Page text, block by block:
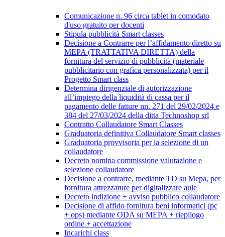
Comunicazione n. 96 circa tablet in comodato
d'uso gratuito per docenti
Stipula pubblicità Smart classes
Decisione a Contrarre per l’affidamento diretto su
MEPA (TRATTATIVA DIRETTA) della
fornitura del servizio di pubblicità (materiale
pubblicitario con grafica personalizzata) per il
Progetto Smart class
Determina dirigenziale di autorizzazione
all’impiego della liquidità di cassa per il
pagamento delle fatture nn. 271 del 29/02/2024 e
384 del 27/03/2024 della ditta Technoshop srl
Contratto Collaudatore Smart Classes
Graduatoria definitiva Collaudatore Smart classes
Graduatoria provvisoria per la selezione di un
collaudatore
Decreto nomina commissione valutazione e
selezione collaudatore
Decisione a contrarre, mediante TD su Mepa, per
fornitura attrezzature per digitalizzare aule
Decreto indizione + avviso pubblico collaudatore
Decisione di affido fornitura beni informatici (pc
+ ops) mediante ODA su MEPA + riepilogo
ordine + accettazione
Incarichi class